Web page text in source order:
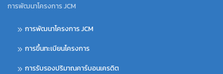
การพัฒนาโครงการ JCM
การพัฒนาโครงการ JCM
การขึ้นทะเบียนโครงการ
การรับรองปริมาณคาร์บอนเครดิต